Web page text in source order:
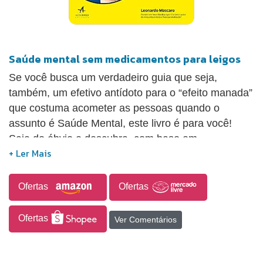
Saúde mental sem medicamentos para leigos
Se você busca um verdadeiro guia que seja,
também, um efetivo antídoto para o “efeito manada”
que costuma acometer as pessoas quando o
assunto é Saúde Mental, este livro é para você!
Saia do óbvio e descubra, com base em
informações objetivas e atualizadas de neurociência
chamadas desordens mentais ― como depressão,
ansiedade, TOC e TDAH, entre outras ―, seu
diagnóstico e como realizar seu tratamento sem o
uso de medicamentos! Tudo explicado de forma
Ofertas Ofertas
Ofertas Ver Comentários